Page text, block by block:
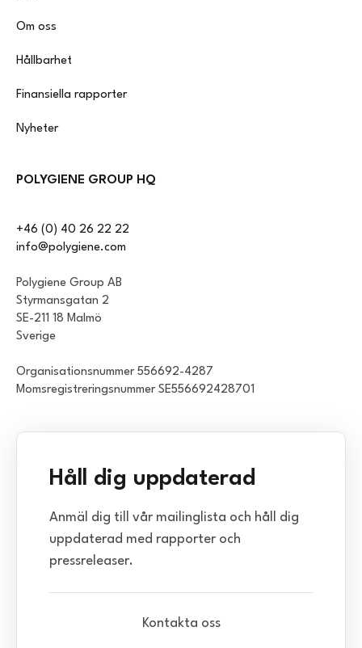
Om oss
Hållbarhet
Finansiella rapporter
Nyheter
POLYGIENE GROUP HQ
+46 (0) 40 26 22 22
info@polygiene.com
Polygiene Group AB
Styrmansgatan 2
SE-211 18 Malmö
Sverige
Organisationsnummer 556692-4287
Momsregistreringsnummer SE556692428701
Håll dig uppdaterad
Anmäl dig till vår mailinglista och håll dig
uppdaterad med rapporter och
pressreleaser.
Kontakta oss